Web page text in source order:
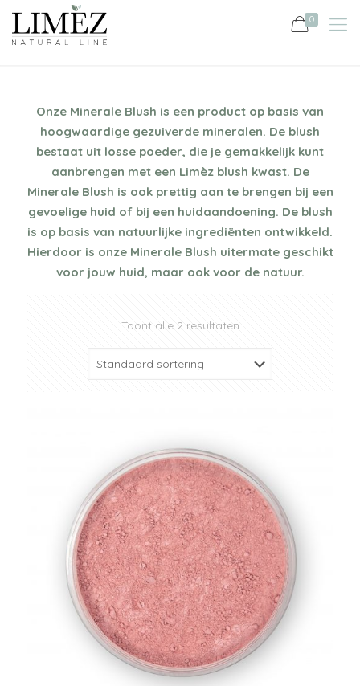
0
Onze Minerale Blush is een product op basis van
hoogwaardige gezuiverde mineralen. De blush
bestaat uit losse poeder, die je gemakkelijk kunt
aanbrengen met een Limèz blush kwast. De
Minerale Blush is ook prettig aan te brengen bij een
gevoelige huid of bij een huidaandoening. De blush
is op basis van natuurlijke ingrediënten ontwikkeld.
Hierdoor is onze Minerale Blush uitermate geschikt
voor jouw huid, maar ook voor de natuur.
Toont alle 2 resultaten